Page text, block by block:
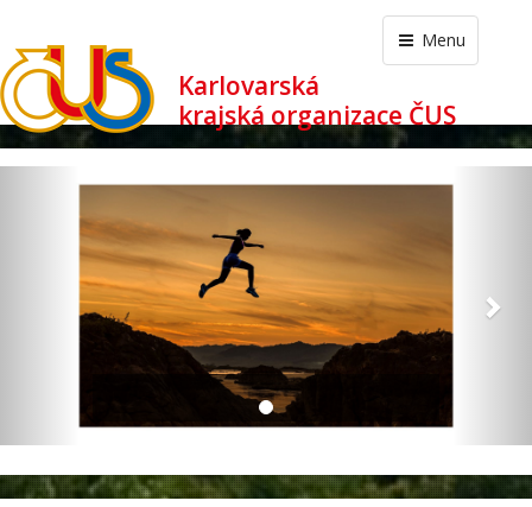
Menu
Karlovarská
krajská organizace ČUS
revious